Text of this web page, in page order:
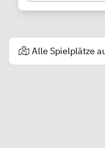
Alle Spielplätze